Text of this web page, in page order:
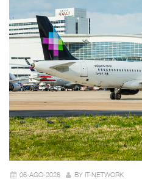
06-AGO-2026 BY IT-NETWORK